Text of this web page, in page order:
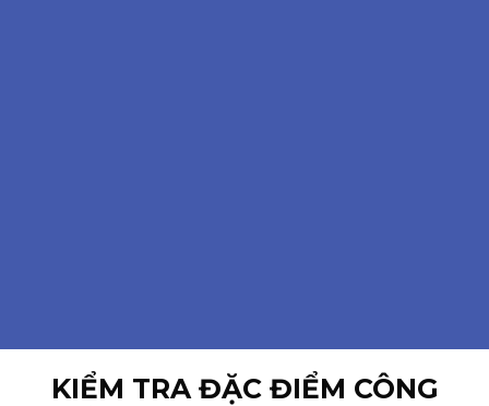
KIỂM TRA ĐẶC ĐIỂM CÔNG